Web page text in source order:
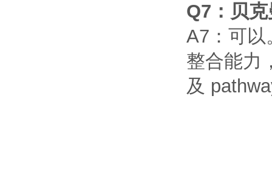
Q7 ：贝
A7 ：可以
整合能力
及